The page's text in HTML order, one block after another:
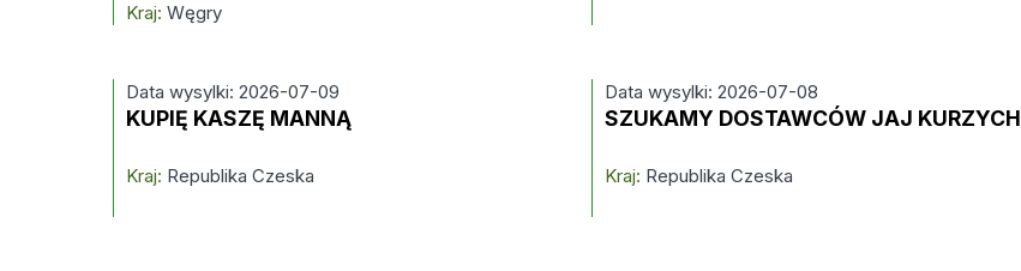
Kraj: Węgry
Data wysylki: 2026-07-09
KUPIĘ KASZĘ MANNĄ
Kraj: Republika Czeska
Data wysylki: 2026-07-08
SZUKAMY DOSTAWCÓW JAJ KURZYCH
Kraj: Republika Czeska